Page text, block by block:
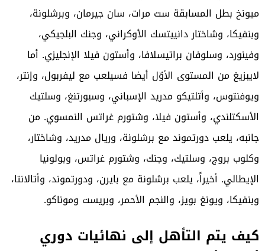
ميونخ بطل المسابقة ست مرات، سان جيرمان، وبرشلونة،
وبنفيكا، وشاختار دانييتسك الأوكراني، وجنك البلجيكي،
وفينورد، وسلوفان براتيسلافا، وأستون فيلا الإنجليزي. أما
لايبزيغ من المستوى الأوّل أيضا فسيلعب مع ليفربول، وإنتر،
ويوفنتوس، وأتلتيكو مدريد الإسباني، وسبورتنغ، وسلتيك
الأسكتلندي، وأستون فيلا، وشتورم غراتس النمسوي. من
جانبه، يلعب دورتموند مع برشلونة، وريال مدريد، وشاختار،
وكلوب بروج، وسلتيك، وجنك، وشتورم غراتس، وبولونيا
الإيطالي. أخيراً، يلعب برشلونة مع بايرن، ودورتموند، وأتالانتا،
وبنفيكا، ويونغ بويز، والنجم الأحمر، وبريست وموناكو.
كيف يتم التأهل إلى نهائيات دوري